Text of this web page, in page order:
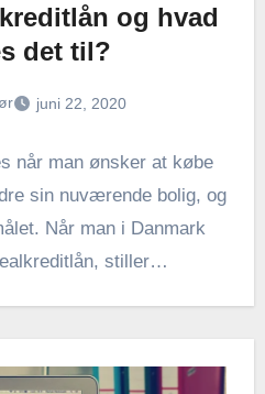
og hvad
det til?
juni 22, 2020
når man ønsker at købe
sin nuværende bolig, og
Når man i Danmark
stiller…